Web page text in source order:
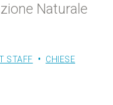
Naturale
STAFF
CHIESE